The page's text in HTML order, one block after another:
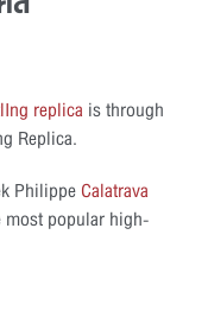
replica is through
Replica.
PhilippeCalatrava
most popular high-